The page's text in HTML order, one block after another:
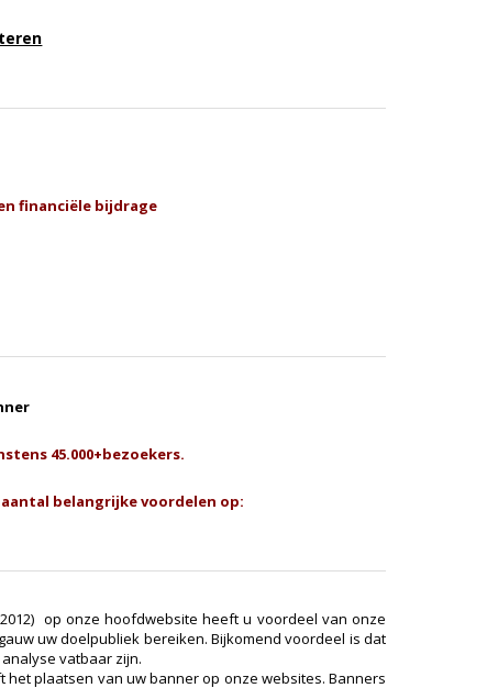
financiële bijdrage
45.000+bezoekers.
belangrijke voordelen op:
op onze hoofdwebsite heeft u voordeel van onze
uw doelpubliek bereiken. Bijkomend voordeel is dat
vatbaar zijn.
plaatsen van uw banner op onze websites. Banners